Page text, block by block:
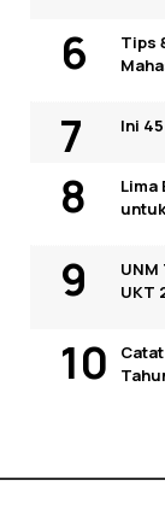
Tips
Ini
Lima
UKT